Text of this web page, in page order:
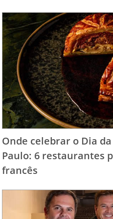
Onde celebrar o Dia
Paulo: 6 restaurantes
francês